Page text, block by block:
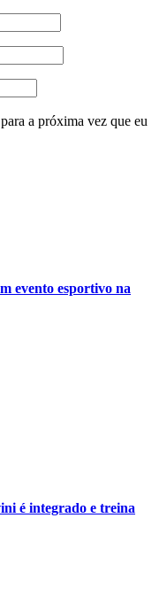
a próxima vez que eu
evento esportivo na
é integrado e treina